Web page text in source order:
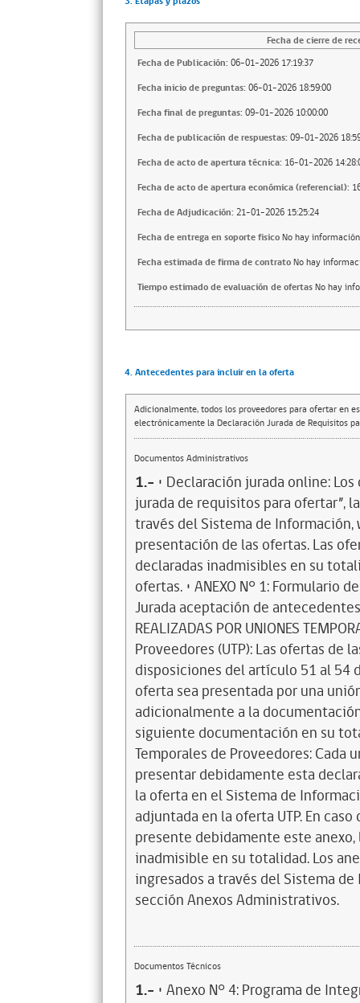
Fecha de cierre de
Fecha de Publicación: 06-01-2026 17:19:37
Fecha inicio de preguntas: 06-01-2026 18:59:00
Fecha final de preguntas: 09-01-2026 10:00:00
Fecha de publicación de respuestas: 09-01-2026
Fecha de acto de apertura técnica: 16-01-2026
Fecha de acto de apertura económica (referencial):
Fecha de Adjudicación: 21-01-2026 15:25:24
Fecha de entrega en soporte fisicoNo hay información
Fecha estimada de firma de contratoNo hay
Tiempo estimado de evaluación de ofertasNo hay
4. Antecedentes para incluir en la oferta
Adicionalmente, todos los proveedores para ofertar en
electrónicamente la Declaración Jurada de Requisitos
Documentos Administrativos
1.- • Declaración jurada online:
jurada de requisitos para ofertar”,
través del Sistema de
presentación de las ofertas. Las
declaradas inadmisibles en su
ofertas. • ANEXO N° 1: Formulario
Jurada aceptación de antecedentes
REALIZADAS POR UNIONES
Proveedores (UTP): Las ofertas de
disposiciones del artículo 51 al 54
oferta sea presentada por una
adicionalmente a la
siguiente documentación en su
Temporales de Proveedores: Cada
presentar debidamente esta
la oferta en el Sistema de
adjuntada en la oferta UTP. En
presente debidamente este
inadmisible en su totalidad. Los
ingresados a través del Sistema
sección Anexos Administrativos.
Documentos Técnicos
1.- • Anexo N° 4: Programa de